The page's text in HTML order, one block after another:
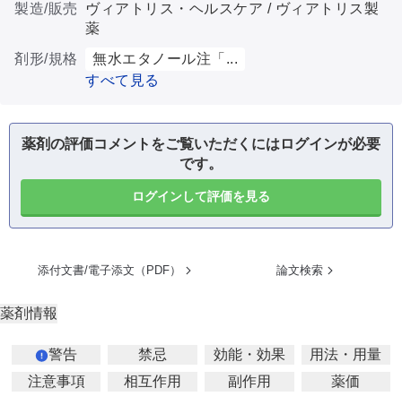
製造/販売
ヴィアトリス・ヘルスケア / ヴィアトリス製
薬
剤形/規格
無水エタノール注「...
すべて見る
薬剤の評価コメントをご覧いただくにはログインが必要
です。
ログインして評価を見る
添付文書/電子添文（PDF） 論文検索
薬剤情報
警告 禁忌 効能・効果
用法・用量
注意事項
相互作用 副作用 薬価